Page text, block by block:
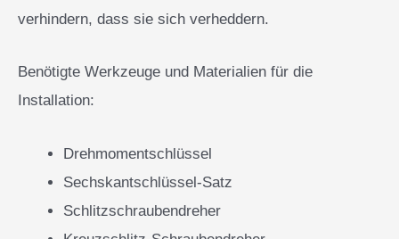
verhindern, dass sie sich verheddern.
Benötigte Werkzeuge und Materialien für die
Installation:
Drehmomentschlüssel
Sechskantschlüssel-Satz
Schlitzschraubendreher